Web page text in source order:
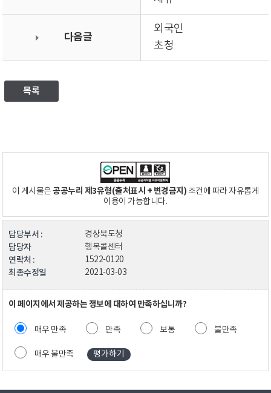
다음글
외국인
초청
목록
이 게시물은공공누리 제3유형(출처표시 + 변경금지)조건에 따라 자유롭게
이용이 가능합니다.
담당부서 : 경상북도청
담당자 행복콜센터
연락처 : 1522-0120
최종수정일 2021-03-03
이 페이지에서 제공하는 정보에 대하여 만족하십니까?
매우 만족 만족 보통 불만족
매우 불만족